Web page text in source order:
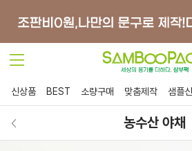
신상품 BEST 소량구매 맞춤제작 샘플
농수산 야채